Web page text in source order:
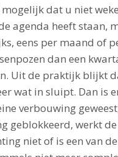
dat u niet
agenda heeft staan,
eens per maand of
dan een
Uit de praktijk blijkt
wat in sluipt. Dan is
verbouwing
geblokkeerd, werkt de
niet of is een van de